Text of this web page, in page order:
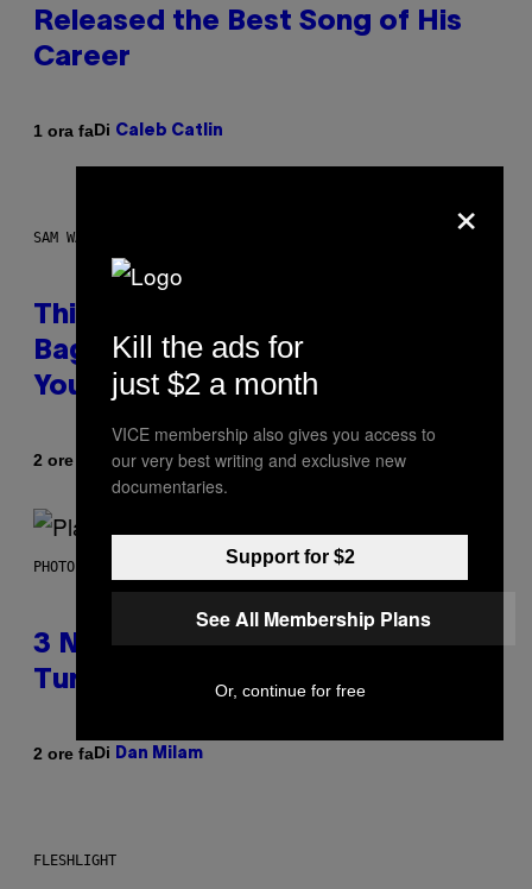
Released the Best Song of His
Career
1 ora faDi Caleb Catlin
SAM WATANUKI FOR VICE
This Discreet Lockable Sex Toy
Bag Is the Nightstand Upgrade
Your Play Drawer Needs
2 ore fa DiSam Watanuki| Reviewed byYsolt Usigan
PHOTO BY SCOTT GRIES/GETTY IMAGES
3 No-Skip Pop-Punk Albums
Turning 20 This Year
2 ore faDi Dan Milam
FLESHLIGHT
×
Kill the ads for
just $2 a month
VICE membership also gives you access to
our very best writing and exclusive new
documentaries.
Support for $2
See All Membership Plans
Or, continue for free